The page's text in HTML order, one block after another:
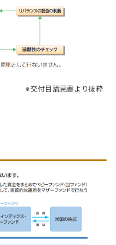
交付目論見書より抜粋